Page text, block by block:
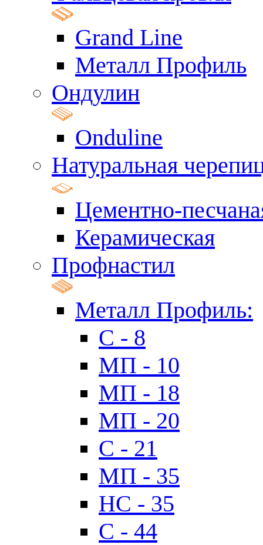
Grand Line
Металл Профиль
Ондулин
Onduline
Натуральная
Цементно-
Керамическая
Профнастил
Металл Профиль:
C - 8
МП - 10
МП - 18
МП - 20
C - 21
МП - 35
HC - 35
C - 44